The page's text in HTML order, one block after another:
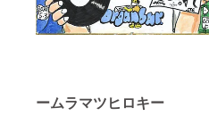
ームラマツヒロキー